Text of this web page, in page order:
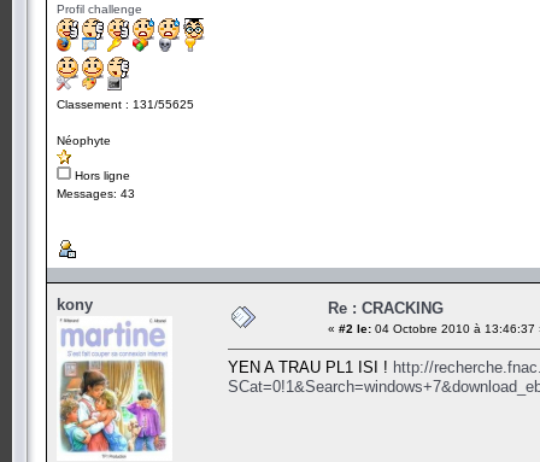
Profil challenge
Classement : 131/55625
Néophyte
Hors ligne
Messages: 43
kony Re : CRACKING
« #2 le: 04 Octobre 2010 à 13:46:37
YEN A TRAU PL1 ISI ! http://